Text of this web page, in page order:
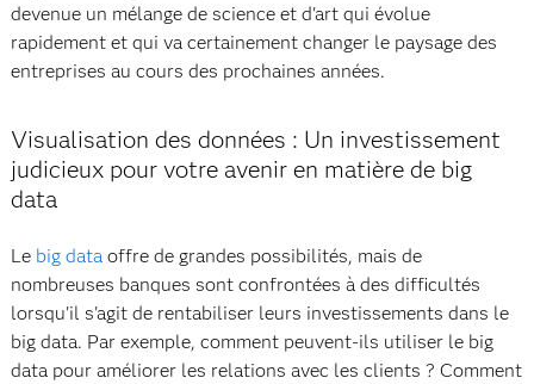
devenue un mélange de science et d'art qui évolue
rapidement et qui va certainement changer le paysage des
entreprises au cours des prochaines années.
Visualisation des données : Un investissement
judicieux pour votre avenir en matière de big
data
Le big dataoffre de grandes possibilités, mais de
nombreuses banques sont confrontées à des difficultés
lorsqu'il s'agit de rentabiliser leurs investissements dans le
big data. Par exemple, comment peuvent-ils utiliser le big
data pour améliorer les relations avec les clients ? Comment